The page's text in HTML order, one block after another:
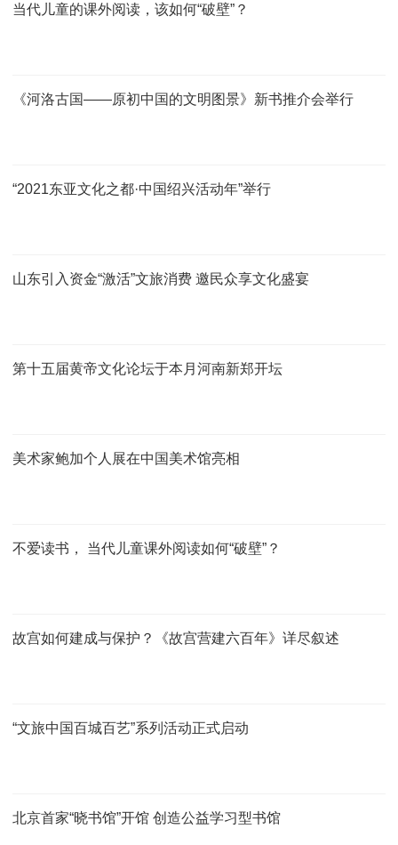
当代儿童的课外阅读，该如何“破壁”？
《河洛古国——原初中国的文明图景》新书推介会举行
“2021东亚文化之都·中国绍兴活动年”举行
山东引入资金“激活”文旅消费 邀民众享文化盛宴
第十五届黄帝文化论坛于本月河南新郑开坛
美术家鲍加个人展在中国美术馆亮相
不爱读书， 当代儿童课外阅读如何“破壁”？
故宫如何建成与保护？《故宫营建六百年》详尽叙述
“文旅中国百城百艺”系列活动正式启动
北京首家“晓书馆”开馆 创造公益学习型书馆